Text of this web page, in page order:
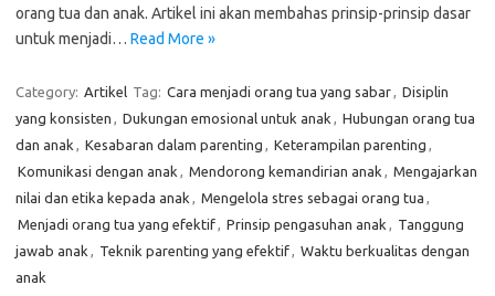
orang tua dan anak. Artikel ini akan membahas prinsip-prinsip dasar
untuk menjadi… Read More »
Category: Artikel Tag: Cara menjadi orang tua yang sabar, Disiplin
yang konsisten , Dukungan emosional untuk anak , Hubungan orang tua
dan anak , Kesabaran dalam parenting , Keterampilan parenting ,
Komunikasi dengan anak , Mendorong kemandirian anak , Mengajarkan
nilai dan etika kepada anak , Mengelola stres sebagai orang tua ,
Menjadi orang tua yang efektif, Prinsip pengasuhan anak , Tanggung
jawab anak , Teknik parenting yang efektif, Waktu berkualitas dengan
anak